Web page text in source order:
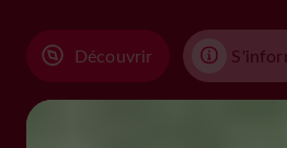
Découvrir